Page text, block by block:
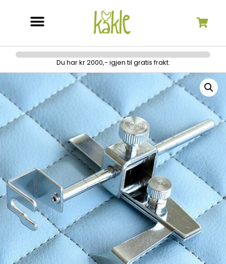
Du har kr 2000,- igjen til gratis frakt.